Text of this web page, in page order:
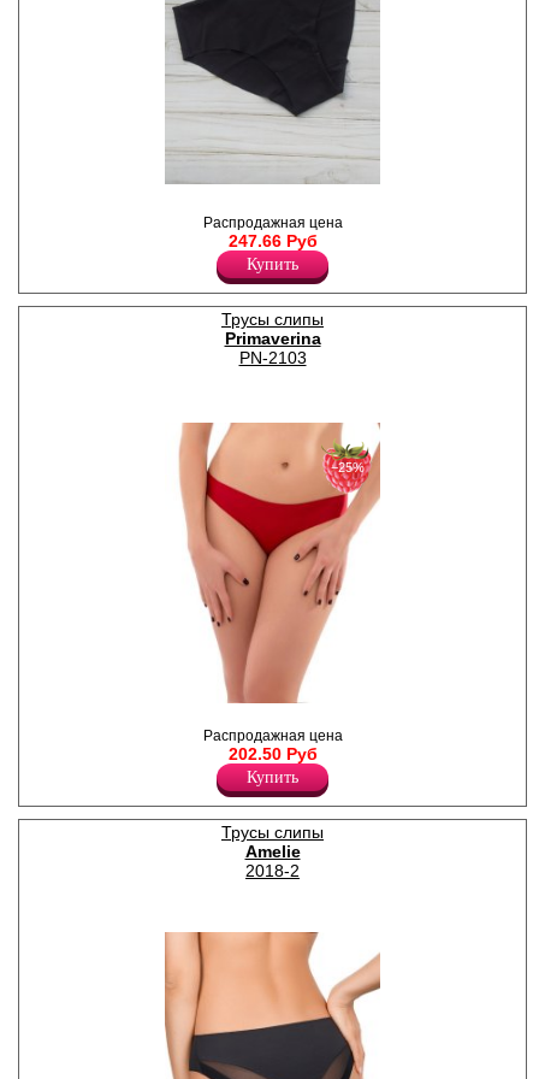
чувствительной кожи.
Удобная и комфортная
модель для повседневного
нижнего белья. Модель
представлена в
классических цветах.
Полиамид 26%
хлопка, комфортной
посадки, с лазерной
обработкой шва,
однотонные, х/б ластовица.
Хлопок 90%
Распродажная цена
247.66 Руб
Купить
Трусы слипы
Primaverina
PN-2103
микрофибры с низкой
линией талии, средним
бочком, с лазерной
обработкой, х/б ластовица.
Полиамид 83%
Хлопок 5%
Эластан 12%
−25%
Распродажная цена
202.50 Руб
Купить
Трусы слипы
Amelie
2018-2